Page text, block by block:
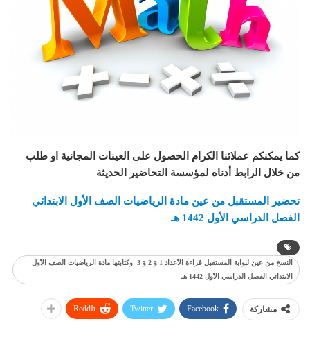
كما يمكنكم عملائنا الكرام الحصول على العينات المجانية او طلب
من خلال الرابط أدناه لمؤسسة التحاضير الحديثة
تحضير المستقبل من عين مادة الرياضيات الصف الأول الابتدائي
الفصل الدراسي الأول 1442 هـ
النسخ من عين لبوابة المستقبل قراءة الأعداد 1 وَ 2 وَ 3 وكتابتها مادة الرياضيات الصف الأول
الابتدائي الفصل الدراسي الأول 1442 هـ
مشاركة Facebook
Twitter
ReddIt